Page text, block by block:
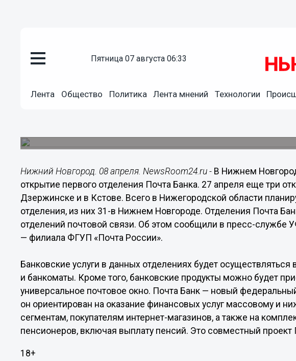
пятница 07 августа 06:33
Лента Общество Политика Лента мнений Технологии
В Нижегородской области открываются
Нижний Новгород. 08 апреля. NewsRoom24.ru - В Нижнем
открытие первого отделения Почта Банка. 27 апреля еще три
Дзержинске и в Кстове. Всего в Нижегородской области
отделения, из них 31-в Нижнем Новгороде. Отделения Почта
отделений почтовой связи. Об этом сообщили в пресс-службе
— филиала ФГУП «Почта России».
Банковские услуги в данных отделениях будет осуществляться
и банкоматы. Кроме того, банковские продукты можно будет
универсальное почтовое окно. Почта Банк — новый
он ориентирован на оказание финансовых услуг массовому и
сегментам, покупателям интернет-магазинов, а также на
пенсионеров, включая выплату пенсий. Это совместный
18+